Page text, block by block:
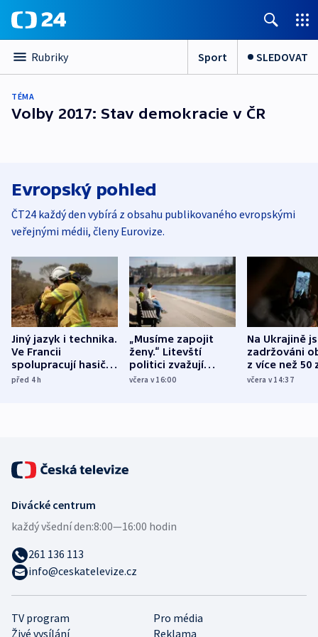
Rubriky Sport SLEDOVAT
TÉMA
Volby 2017: Stav demokracie v ČR
Evropský pohled
ČT24 každý den vybírá z obsahu publikovaného evropskými
veřejnými médii, členy Eurovize.
Jiný jazyk i technika.
Ve Francii
spolupracují hasiči z
různých zemí
před 4h
„Musíme zapojit
ženy.“ Litevští
politici zvažují
dohodu o
včera v 16:00
Na Ukrajině
zadržováni
z více než 50
Bojovali na
včera v 14:37
TV program
Pro média
Živé vysílání
Reklama
Divácké centrum
každý všední den:8:00—16:00 hodin
261 136 113
info@ceskatelevize.cz